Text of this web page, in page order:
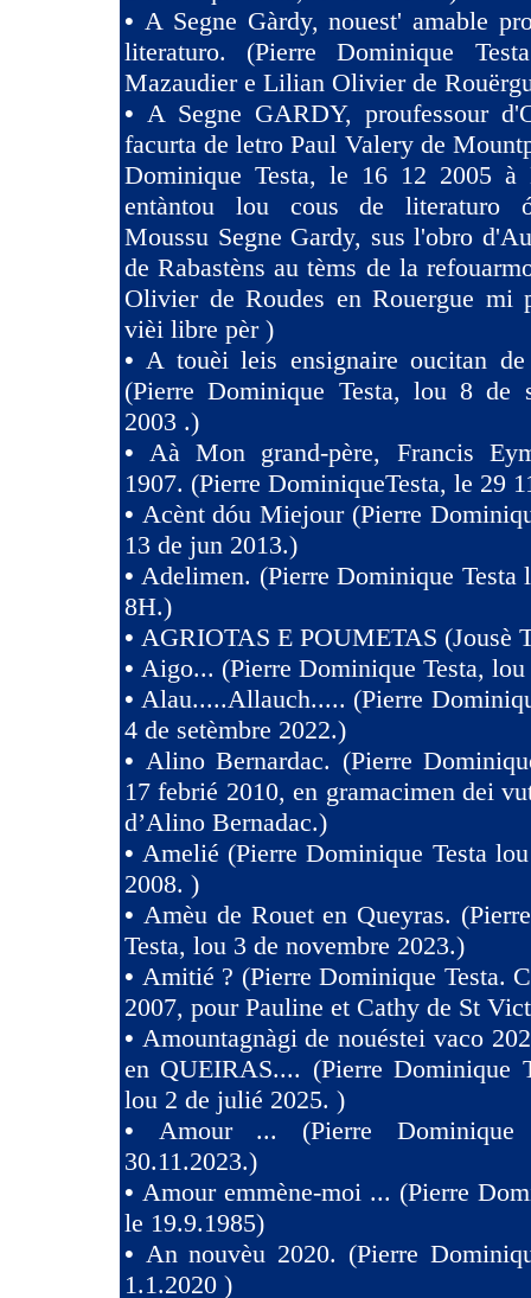
• A Segne Gàrdy, nouest' amable
literaturo. (Pierre Dominique
Mazaudier e Lilian Olivier de
• A Segne GARDY, proufessour
facurta de letro Paul Valery de
Dominique Testa, le 16 12 2005 à
entàntou lou cous de literaturo
Moussu Segne Gardy, sus l'obro
de Rabastèns au tèms de la
Olivier de Roudes en Rouergue mi
vièi libre pèr )
•A touèi leis ensignaire oucitan
(Pierre Dominique Testa, lou 8 de
2003 .)
•Aà Mon grand-père, Francis
1907. (Pierre DominiqueTesta, le 29
• Acènt dóu Miejour (Pierre
13 de jun 2013.)
•Adelimen. (Pierre Dominique Testa
8H.)
• AGRIOTAS E POUMETAS (Jousè
• Aigo... (Pierre Dominique Testa, lou
•Alau.....Allauch..... (Pierre
4 de setèmbre 2022.)
• Alino Bernardac. (Pierre
17 febrié 2010, en gramacimen dei
d’Alino Bernadac.)
•Amelié (Pierre Dominique Testa
2008. )
• Amèu de Rouet en Queyras.
Testa, lou 3 de novembre 2023.)
• Amitié ? (Pierre Dominique Testa.
2007, pour Pauline et Cathy de St
• Amountagnàgi de nouéstei vaco
en QUEIRAS.... (Pierre Dominique
lou 2 de julié 2025. )
• Amour ... (Pierre Dominique
30.11.2023.)
• Amour emmène-moi ... (Pierre
le 19.9.1985)
• An nouvèu 2020. (Pierre
1.1.2020 )